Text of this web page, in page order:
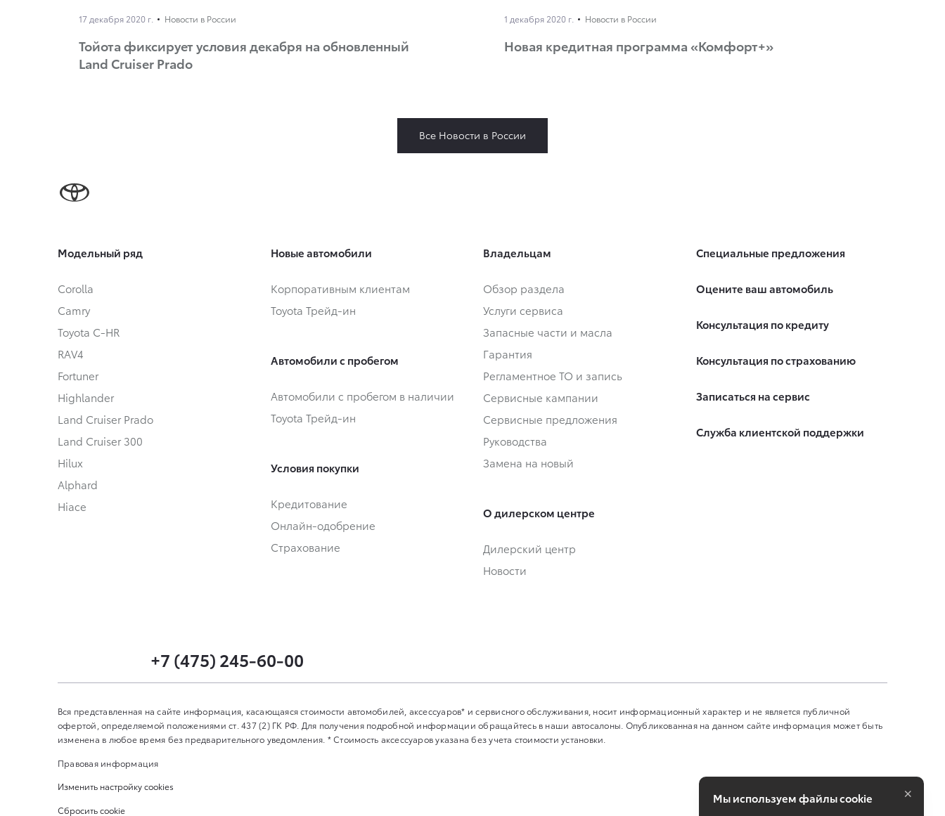
17 декабря 2020 г. Новости в России
Тойота фиксирует условия декабря на обновленный
Land Cruiser Prado
1 декабря 2020 г. Новости в России
Новая кредитная программа «Комфорт+»
Все Новости в России
Модельный ряд
Corolla
Camry
Toyota C-HR
RAV4
Fortuner
Highlander
Land Cruiser Prado
Land Cruiser 300
Hilux
Alphard
Hiace
Новые автомобили
Корпоративным клиентам
Toyota Трейд-ин
Автомобили с пробегом
Автомобили с пробегом в наличии
Toyota Трейд-ин
Условия покупки
Кредитование
Онлайн-одобрение
Страхование
Владельцам
Обзор раздела
Услуги сервиса
Запасные части и масла
Гарантия
Регламентное ТО и запись
Сервисные кампании
Сервисные предложения
Руководства
Замена на новый
О дилерском центре
Дилерский центр
Новости
Специальные предложения
Оцените ваш автомобиль
Консультация по кредиту
Консультация по страхованию
Записаться на сервис
Служба клиентской поддержки
+7 (475) 245-60-00
Вся представленная на сайте информация, касающаяся стоимости автомобилей, аксессуаров* и сервисного обслуживания, носит информационный характер и не является публичной
офертой, определяемой положениями ст. 437 (2) ГК РФ. Для получения подробной информации обращайтесь в наши автосалоны. Опубликованная на данном сайте информация может быть
изменена в любое время без предварительного уведомления. * Стоимость аксессуаров указана без учета стоимости установки.
Правовая информация
Изменить настройку cookies
Сбросить cookie
Мы используем файлы cookie ×